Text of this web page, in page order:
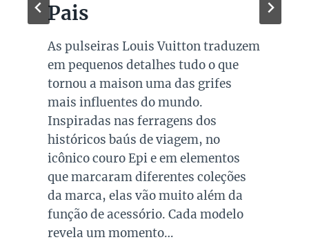
Pais
As pulseiras Louis Vuitton traduzem
em pequenos detalhes tudo o que
tornou a maison uma das grifes
mais influentes do mundo.
Inspiradas nas ferragens dos
históricos baús de viagem, no
icônico couro Epi e em elementos
que marcaram diferentes coleções
da marca, elas vão muito além da
função de acessório. Cada modelo
revela um momento…